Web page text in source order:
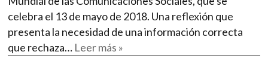
celebra el 13 de mayo de 2018. Una reflexión que
presenta la necesidad de una información correcta
que rechaza… Leer más »